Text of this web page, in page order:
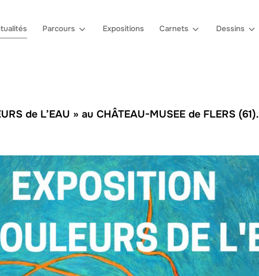
Parcours Expositions Carnets Dessins
de L’EAU » au CHÂTEAU-MUSEE de FLERS (61).